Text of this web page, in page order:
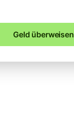
Geld überweisen